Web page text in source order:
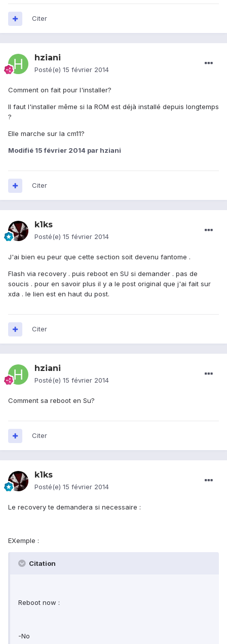
Citer
hziani
Posté(e) 15 février 2014
Comment on fait pour l'installer?
Il faut l'installer même si la ROM est déjà installé depuis longtemps
?
Elle marche sur la cm11?
Modifié 15 février 2014 par hziani
Citer
k1ks
Posté(e) 15 février 2014
J'ai bien eu peur que cette section soit devenu fantome .
Flash via recovery . puis reboot en SU si demander . pas de
soucis . pour en savoir plus il y a le post original que j'ai fait sur
xda . le lien est en haut du post.
Citer
hziani
Posté(e) 15 février 2014
Comment sa reboot en Su?
Citer
k1ks
Posté(e) 15 février 2014
Le recovery te demandera si necessaire :
EXemple :
Citation
Reboot now :
-No